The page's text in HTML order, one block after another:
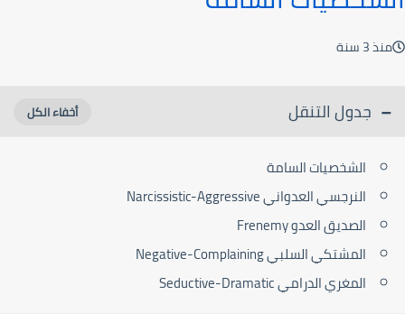
منذ 3 سنة
جدول التنقل
الشخصيات السامة
النرجسي العدواني Narcissistic-Aggressive
الصديق العدو Frenemy
المشتكي السلبي Negative-Complaining
المغري الدرامي Seductive-Dramatic